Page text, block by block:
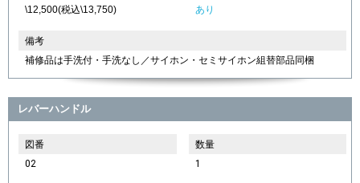
\12,500(税込\13,750)
あり
備考
補修品は手洗付・手洗なし／サイホン・セミサイホン組替部品同梱
レバーハンドル
図番
02
数量
1